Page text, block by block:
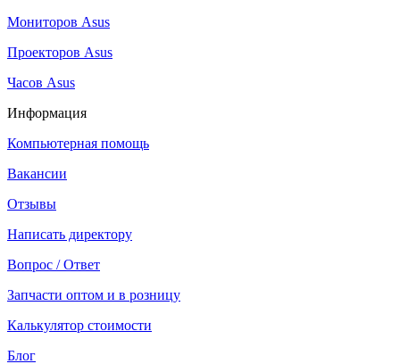
Мониторов Asus
Проекторов Asus
Часов Asus
Информация
Компьютерная помощь
Вакансии
Отзывы
Написать директору
Вопрос / Ответ
Запчасти оптом и в розницу
Калькулятор стоимости
Блог